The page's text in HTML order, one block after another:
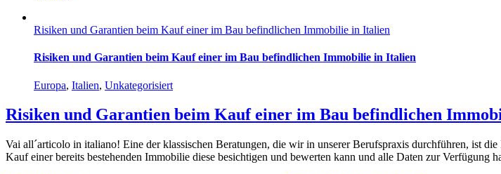
Risiken und Garantien beim Kauf einer im Bau befindlichen Immobilie in Italien
Risiken und Garantien beim Kauf einer im Bau befindlichen Immobilie in Italien
Europa, Italien, Unkategorisiert
Risiken und Garantien beim Kauf einer im Bau befindlichen
Vai all´articolo in italiano! Eine der klassischen Beratungen, die wir in unserer Berufspraxis durchführen, ist
Kauf einer bereits bestehenden Immobilie diese besichtigen und bewerten kann und alle Daten zur Verfügung